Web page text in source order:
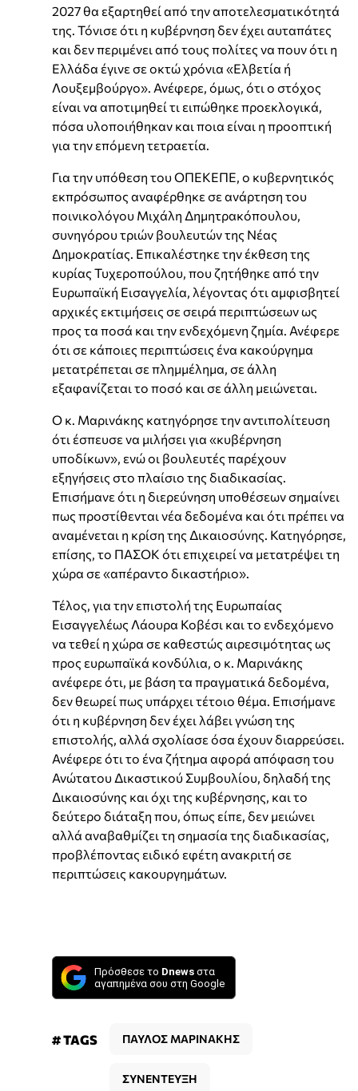
2027 θα εξαρτηθεί από την αποτελεσματικότητά
της. Τόνισε ότι η κυβέρνηση δεν έχει αυταπάτες
και δεν περιμένει από τους πολίτες να πουν ότι η
Ελλάδα έγινε σε οκτώ χρόνια «Ελβετία ή
Λουξεμβούργο». Ανέφερε, όμως, ότι ο στόχος
είναι να αποτιμηθεί τι ειπώθηκε προεκλογικά,
πόσα υλοποιήθηκαν και ποια είναι η προοπτική
για την επόμενη τετραετία.
Για την υπόθεση του ΟΠΕΚΕΠΕ, ο κυβερνητικός
εκπρόσωπος αναφέρθηκε σε ανάρτηση του
ποινικολόγου Μιχάλη Δημητρακόπουλου,
συνηγόρου τριών βουλευτών της Νέας
Δημοκρατίας. Επικαλέστηκε την έκθεση της
κυρίας Τυχεροπούλου, που ζητήθηκε από την
Ευρωπαϊκή Εισαγγελία, λέγοντας ότι αμφισβητεί
αρχικές εκτιμήσεις σε σειρά περιπτώσεων ως
προς τα ποσά και την ενδεχόμενη ζημία. Ανέφερε
ότι σε κάποιες περιπτώσεις ένα κακούργημα
μετατρέπεται σε πλημμέλημα, σε άλλη
εξαφανίζεται το ποσό και σε άλλη μειώνεται.
Ο κ. Μαρινάκης κατηγόρησε την αντιπολίτευση
ότι έσπευσε να μιλήσει για «κυβέρνηση
υποδίκων», ενώ οι βουλευτές παρέχουν
εξηγήσεις στο πλαίσιο της διαδικασίας.
Επισήμανε ότι η διερεύνηση υποθέσεων σημαίνει
πως προστίθενται νέα δεδομένα και ότι πρέπει να
αναμένεται η κρίση της Δικαιοσύνης. Κατηγόρησε,
επίσης, το ΠΑΣΟΚ ότι επιχειρεί να μετατρέψει τη
χώρα σε «απέραντο δικαστήριο».
Τέλος, για την επιστολή της Ευρωπαίας
Εισαγγελέως Λάουρα Κοβέσι και το ενδεχόμενο
να τεθεί η χώρα σε καθεστώς αιρεσιμότητας ως
προς ευρωπαϊκά κονδύλια, ο κ. Μαρινάκης
ανέφερε ότι, με βάση τα πραγματικά δεδομένα,
δεν θεωρεί πως υπάρχει τέτοιο θέμα. Επισήμανε
ότι η κυβέρνηση δεν έχει λάβει γνώση της
επιστολής, αλλά σχολίασε όσα έχουν διαρρεύσει.
Ανέφερε ότι το ένα ζήτημα αφορά απόφαση του
Ανώτατου Δικαστικού Συμβουλίου, δηλαδή της
Δικαιοσύνης και όχι της κυβέρνησης, και το
δεύτερο διάταξη που, όπως είπε, δεν μειώνει
αλλά αναβαθμίζει τη σημασία της διαδικασίας,
προβλέποντας ειδικό εφέτη ανακριτή σε
περιπτώσεις κακουργημάτων.
Πρόσθεσε το Dnews στα
αγαπημένα σου στη Google
# TAGS ΠΑΥΛΟΣ ΜΑΡΙΝΑΚΗΣ
ΣΥΝΕΝΤΕΥΞΗ